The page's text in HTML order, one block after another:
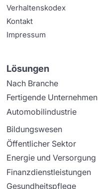
Verhaltenskodex
Kontakt
Impressum
Lösungen
Nach Branche
Fertigende Unternehmen
Automobilindustrie
Bildungswesen
Öffentlicher Sektor
Energie und Versorgung
Finanzdienstleistungen
Gesundheitspflege